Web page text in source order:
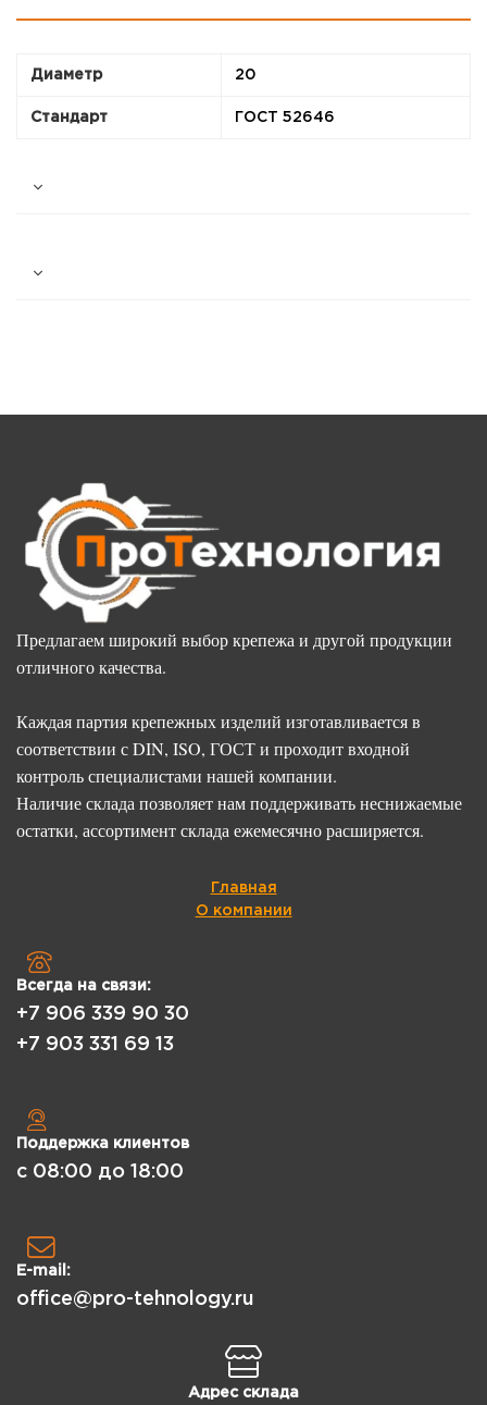
Диаметр 20
Стандарт ГОСТ 52646
Предлагаем широкий выбор крепежа и другой продукции
отличного качества.
Каждая партия крепежных изделий изготавливается в
соответствии с DIN, ISO, ГОСТ и проходит входной
контроль специалистами нашей компании.
Наличие склада позволяет нам поддерживать неснижаемые
остатки, ассортимент склада ежемесячно расширяется.
Главная
О компании
Всегда на связи:
+7 906 339 90 30
+7 903 331 69 13
Поддержка клиентов
с 08:00 до 18:00
E-mail:
office@pro-tehnology.ru
Адрес склада